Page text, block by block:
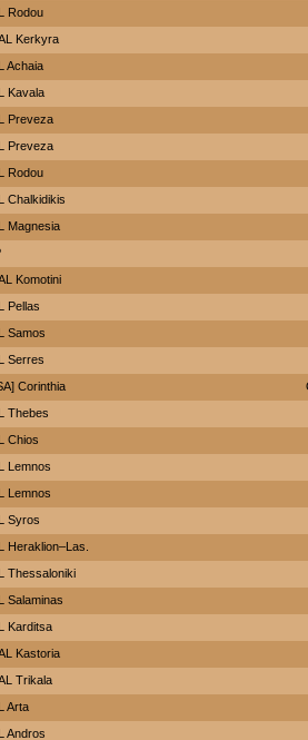
Rodou
Kerkyra
Achaia
Kavala
Preveza
Preveza
Rodou
Chalkidikis
Magnesia
Komotini
Pellas
Samos
Serres
Corinthia
Thebes
Chios
Lemnos
Lemnos
Syros
Heraklion–Las.
Thessaloniki
Salaminas
Karditsa
Kastoria
Trikala
Arta
Andros